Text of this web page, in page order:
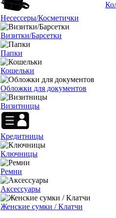
Несессеры/Косметички
Визитки/Барсетки
Папки
Кошельки
Обложки для документов
Визитницы
Кредитницы
Ключницы
Ремни
Аксессуары
Женские сумки / Клатчи